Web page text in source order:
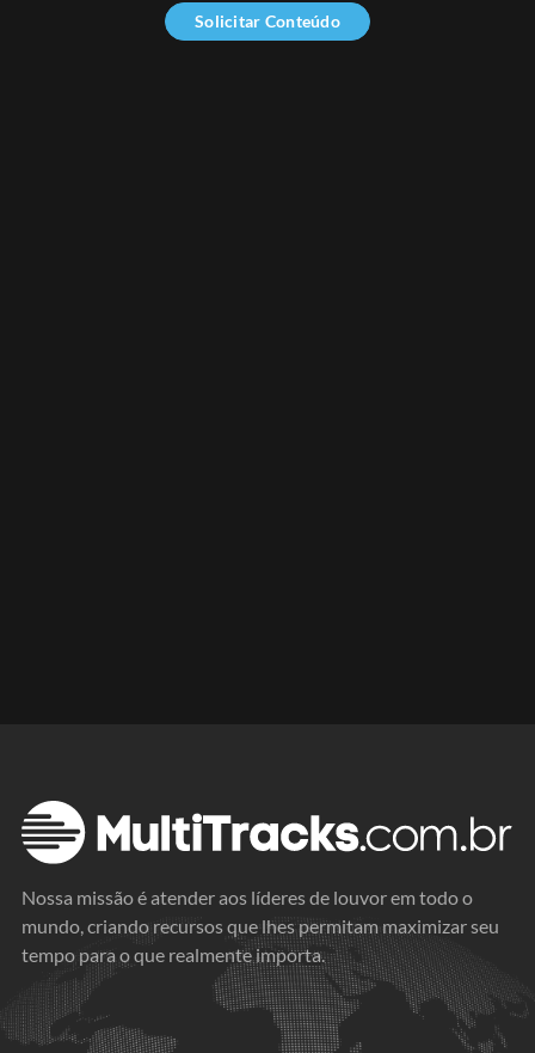
Solicitar Conteúdo
Nossa missão é atender aos líderes de louvor em todo o
mundo, criando recursos que lhes permitam maximizar seu
tempo para o que realmente importa.